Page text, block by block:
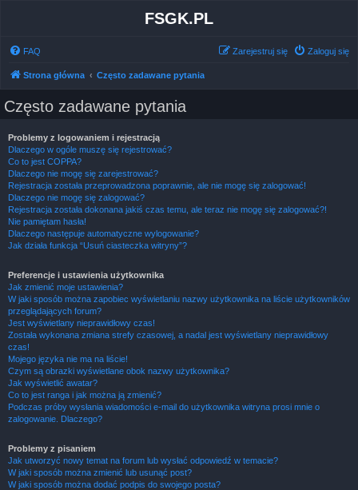
FSGK.PL
FAQ Zaloguj się
Zarejestruj się
Strona główna Często zadawane pytania
Często zadawane pytania
Problemy z logowaniem i rejestracją
Dlaczego w ogóle muszę się rejestrować?
Co to jest COPPA?
Dlaczego nie mogę się zarejestrować?
Rejestracja została przeprowadzona poprawnie, ale nie mogę się zalogować!
Dlaczego nie mogę się zalogować?
Rejestracja została dokonana jakiś czas temu, ale teraz nie mogę się zalogować?!
Nie pamiętam hasła!
Dlaczego następuje automatyczne wylogowanie?
Jak działa funkcja “Usuń ciasteczka witryny”?
Preferencje i ustawienia użytkownika
Jak zmienić moje ustawienia?
W jaki sposób można zapobiec wyświetlaniu nazwy użytkownika na liście użytkowników
przeglądających forum?
Jest wyświetlany nieprawidłowy czas!
Została wykonana zmiana strefy czasowej, a nadal jest wyświetlany nieprawidłowy
czas!
Mojego języka nie ma na liście!
Czym są obrazki wyświetlane obok nazwy użytkownika?
Jak wyświetlić awatar?
Co to jest ranga i jak można ją zmienić?
Podczas próby wysłania wiadomości e-mail do użytkownika witryna prosi mnie o
zalogowanie. Dlaczego?
Problemy z pisaniem
Jak utworzyć nowy temat na forum lub wysłać odpowiedź w temacie?
W jaki sposób można zmienić lub usunąć post?
W jaki sposób można dodać podpis do swojego posta?